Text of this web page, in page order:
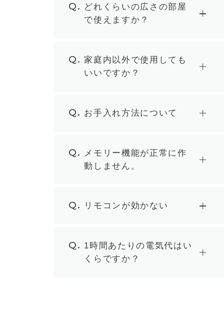
Q. どれくらいの広さの部屋
で使えますか？
Q. 家庭内以外で使用しても
いいですか？
Q. お手入れ方法について
Q.
メモリー機能が正常に作
動しません。
Q. リモコンが効かない
Q. 1時間あたりの電気代はい
くらですか？